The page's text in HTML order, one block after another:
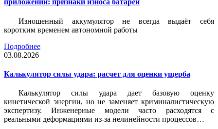
приложений: признаки износа батареи
Изношенный аккумулятор не всегда выдаёт себя
коротким временем автономной работы
Подробнее
03.08.2026
Калькулятор силы удара: расчет для оценки ущерба
Калькулятор силы удара дает базовую оценку
кинетической энергии, но не заменяет криминалистическую
экспертизу. Инженерные модели часто расходятся с
реальными деформациями из-за нелинейности процессов…